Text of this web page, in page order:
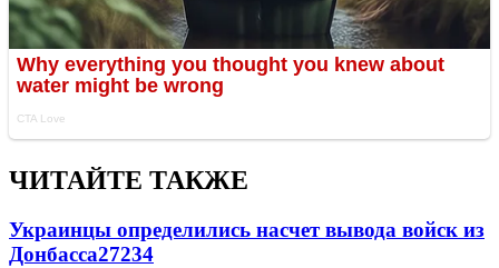
ЧИТАЙТЕ ТАКЖЕ
Украинцы определились насчет вывода войск из
Донбасса27234